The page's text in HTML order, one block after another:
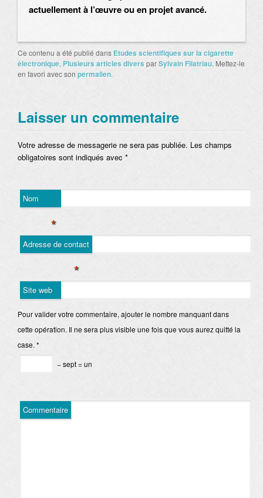
actuellement à l’œuvre ou en projet avancé.
Ce contenu a été publié dans Etudes scientifiques sur la cigarette
électronique, Plusieurs articles diversparSylvain Filatriau. Mettez-le
en favori avec son permalien.
Laisser un commentaire
Votre adresse de messagerie ne sera pas publiée. Les champs
obligatoires sont indiqués avec *
Nom
*
Adresse de contact
*
Site web
Pour valider votre commentaire, ajouter le nombre manquant dans
cette opération. Il ne sera plus visible une fois que vous aurez quitté la
case. *
− sept = un
Commentaire